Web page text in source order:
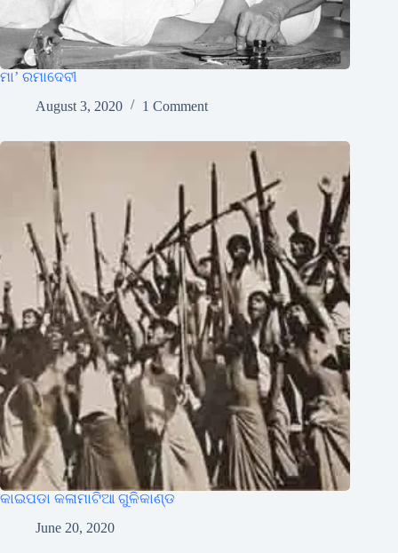
ମା’ ରମାଦେବୀ
August 3, 2020
1 Comment
କାଇପଡା କଳାମାଟିଆ ଗୁଳିକାଣ୍ଡ
June 20, 2020